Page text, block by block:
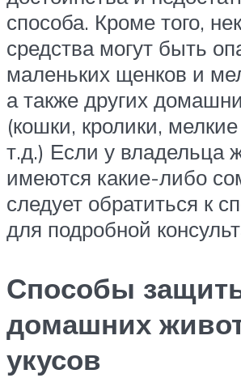
способа. Кроме того,
средства могут быть
маленьких щенков и
а также других
(кошки, кролики,
т.д.) Если у владельца
имеются какие-либо
следует обратиться к
для подробной
Способы
домашних
укусов